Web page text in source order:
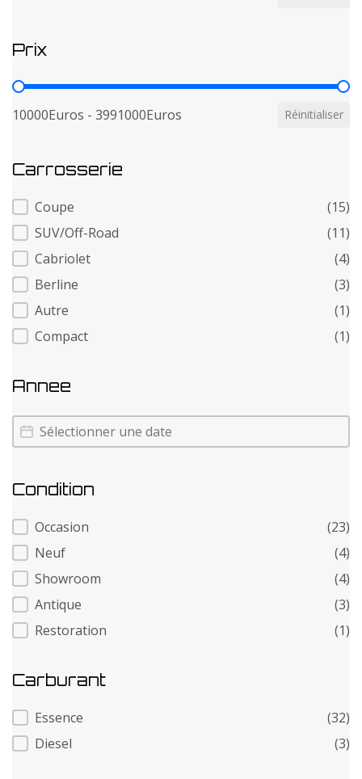
Prix
Prix
10000Euros - 3991000Euros Réinitialiser
Carrosserie
Carrosserie
Coupe
(15)
SUV/Off-Road
(11)
Cabriolet
(4)
Berline
(3)
Autre
(1)
Compact
(1)
Annee
Annee
Annee
Condition
Condition
Occasion
(23)
Neuf
(4)
Showroom
(4)
Antique
(3)
Restoration
(1)
Carburant
Carburant
Essence
(32)
Diesel
(3)